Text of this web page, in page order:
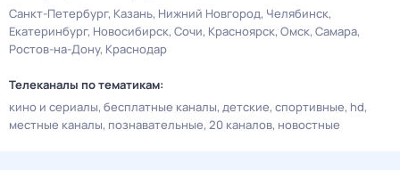
Санкт-Петербург Казань Нижний Новгород Челябинск
Екатеринбург Новосибирск Сочи Красноярск Омск Самара
Ростов-на-Дону Краснодар
Телеканалы по тематикам:
кино и сериалы бесплатные каналы детские спортивные hd
местные каналы познавательные 20 каналов новостные